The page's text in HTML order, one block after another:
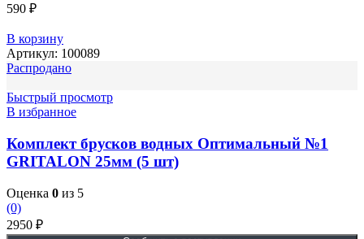
590 ₽
В корзину
Артикул: 100089
Распродано
Быстрый просмотр
В избранное
Комплект брусков водных Оптимальный №1
GRITALON 25мм (5 шт)
Оценка 0 из 5
(0)
2950 ₽